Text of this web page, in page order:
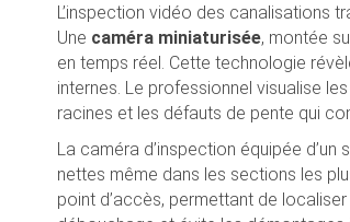
L’inspection vidéo des canalisations
Une caméra miniaturisée, montée
en temps réel. Cette technologie
internes. Le professionnel visualise
racines et les défauts de pente qui
La caméra d’inspection équipée
nettes même dans les sections les
point d’accès, permettant de